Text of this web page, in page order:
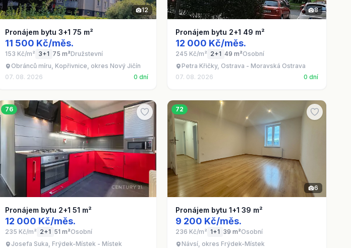
12
Pronájem bytu 3+1 75 m²
11 500 Kč/měs.
153 Kč/m² 3+1 75 m²Družstevní
Obránců míru, Kopřivnice, okres Nový Jičín
07. 08. 2026
0 dní
8
Pronájem bytu 2+1 49 m²
12 000 Kč/měs.
245 Kč/m² 2+1 49 m²Osobní
Petra Křičky, Ostrava - Moravská Ostrava
07. 08. 2026
0 dní
76
Pronájem bytu 2+1 51 m²
12 000 Kč/měs.
235 Kč/m² 2+1 51 m²Osobní
Josefa Suka, Frýdek-Místek - Místek
72
6
Pronájem bytu 1+1 39 m²
9 200 Kč/měs.
236 Kč/m² 1+1 39 m²Osobní
Návsí, okres Frýdek-Místek